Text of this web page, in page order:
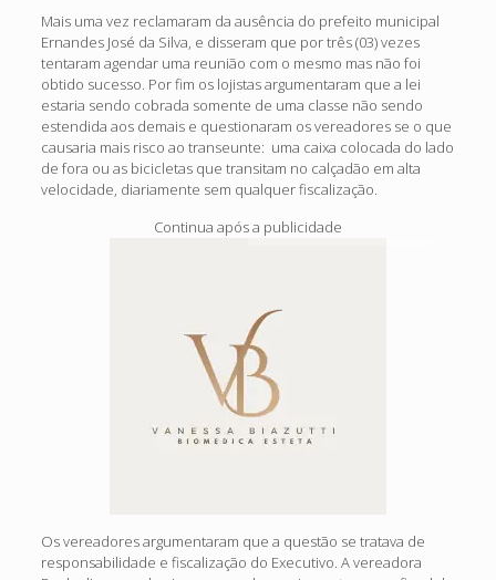
Mais uma vez reclamaram da ausência do prefeito municipal
Ernandes José da Silva, e disseram que por três (03) vezes
tentaram agendar uma reunião com o mesmo mas não foi
obtido sucesso. Por fim os lojistas argumentaram que a lei
estaria sendo cobrada somente de uma classe não sendo
estendida aos demais e questionaram os vereadores se o que
causaria mais risco ao transeunte: uma caixa colocada do lado
de fora ou as bicicletas que transitam no calçadão em alta
velocidade, diariamente sem qualquer fiscalização.
Continua após a publicidade
Os vereadores argumentaram que a questão se tratava de
responsabilidade e fiscalização do Executivo. A vereadora